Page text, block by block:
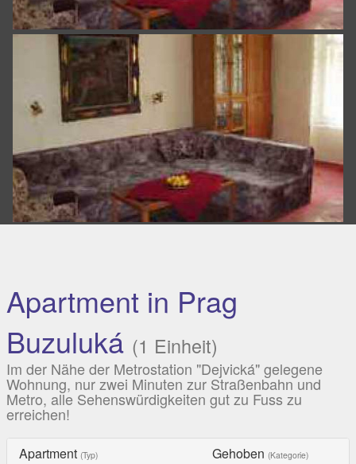
Apartment in Prag
Buzuluká (1 Einheit)
Im der Nähe der Metrostation "Dejvická" gelegene
Wohnung, nur zwei Minuten zur Straßenbahn und
Metro, alle Sehenswürdigkeiten gut zu Fuss zu
erreichen!
Apartment (Typ) Gehoben (Kategorie)